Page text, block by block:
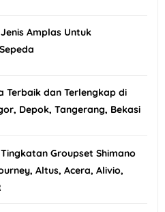
Amplas Untuk
Terbaik dan Terlengkap di
Depok, Tangerang, Bekasi
Groupset Shimano
Altus, Acera, Alivio,